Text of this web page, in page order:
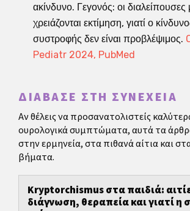
ακίνδυνο. Γεγονός: οι διαλείπουσες
χρειάζονται εκτίμηση, γιατί ο
συστροφής δεν είναι προβλέψιμος.
Pediatr 2024, PubMed
ΔΙΆΒΑΣΕ ΣΤΗ ΣΥΝΈΧΕΙΑ
Αν θέλεις να προσανατολιστείς
ουρολογικά συμπτώματα, αυτά τα
στην ερμηνεία, στα πιθανά αίτια και
βήματα.
Kryptorchismus στα παιδιά:
διάγνωση, θεραπεία και γιατί η